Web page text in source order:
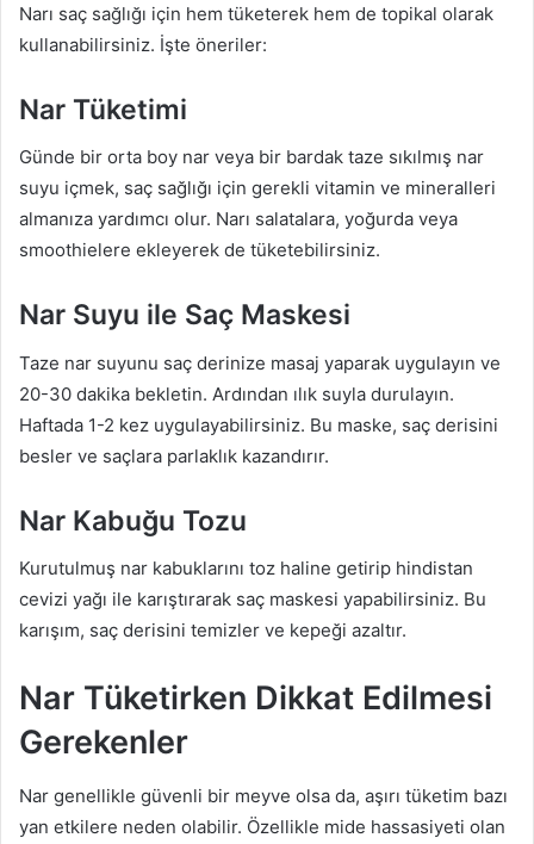
Narı saç sağlığı için hem tüketerek hem de topikal olarak
kullanabilirsiniz. İşte öneriler:
Nar Tüketimi
Günde bir orta boy nar veya bir bardak taze sıkılmış nar
suyu içmek, saç sağlığı için gerekli vitamin ve mineralleri
almanıza yardımcı olur. Narı salatalara, yoğurda veya
smoothielere ekleyerek de tüketebilirsiniz.
Nar Suyu ile Saç Maskesi
Taze nar suyunu saç derinize masaj yaparak uygulayın ve
20-30 dakika bekletin. Ardından ılık suyla durulayın.
Haftada 1-2 kez uygulayabilirsiniz. Bu maske, saç derisini
besler ve saçlara parlaklık kazandırır.
Nar Kabuğu Tozu
Kurutulmuş nar kabuklarını toz haline getirip hindistan
cevizi yağı ile karıştırarak saç maskesi yapabilirsiniz. Bu
karışım, saç derisini temizler ve kepeği azaltır.
Nar Tüketirken Dikkat Edilmesi
Gerekenler
Nar genellikle güvenli bir meyve olsa da, aşırı tüketim bazı
yan etkilere neden olabilir. Özellikle mide hassasiyeti olan